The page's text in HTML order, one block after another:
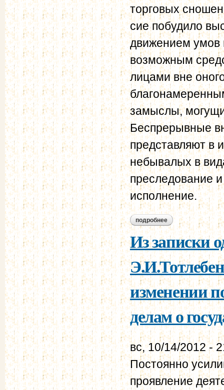
торговых
сие побудило
движением умов
возможным
лицами вне
замыслы,
Беспрерывные
представляют в
небывалых в
преследование
исполнение.
подробнее о нравственно-
Из записки
изменении
делам о
вс, 10/14/2012 -
Постоянно
проявление